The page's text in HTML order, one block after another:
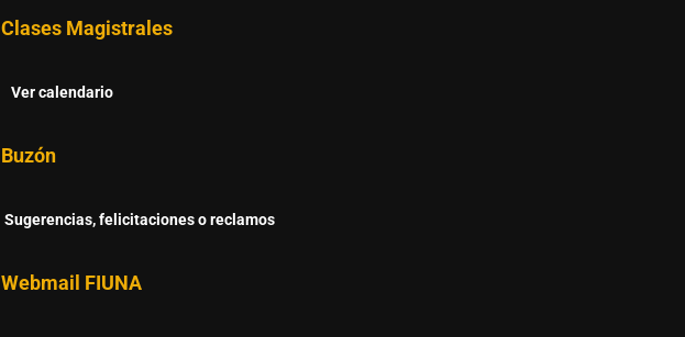
Clases Magistrales
Ver calendario
Buzón
Sugerencias, felicitaciones o reclamos
Webmail FIUNA